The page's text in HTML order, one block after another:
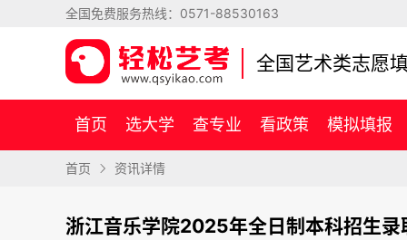
全国免费服务热线： 0571-88530163
全国艺术类志愿
首页 选大学 查专业 看政策 模拟填报
首页 资讯详情
浙江音乐学院2025年全日制本科招生录